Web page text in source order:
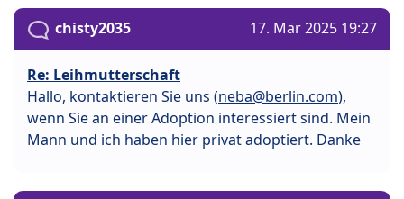
chisty2035 17. Mär 2025 19:27
Re: Leihmutterschaft
Hallo, kontaktieren Sie uns (neba@berlin.com),
wenn Sie an einer Adoption interessiert sind. Mein
Mann und ich haben hier privat adoptiert. Danke